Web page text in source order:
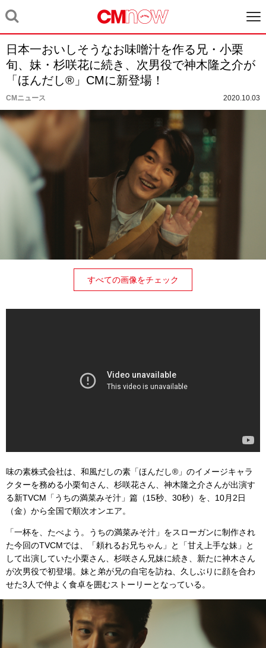
日本一おいしそうなお味噌汁を作る兄・小栗
旬、妹・杉咲花に続き、次男役で神木隆之介が
「ほんだし®︎」CMに新登場！
CMニュース 2020.10.03
すべての画像をチェック
味の素株式会社は、和風だしの素「ほんだし®」のイメージキャラ
クターを務める小栗旬さん、杉咲花さん、神木隆之介さんが出演す
る新TVCM「うちの満菜みそ汁」篇（15秒、30秒）を、10月2日
（金）から全国で順次オンエア。
「一杯を、たべよう。うちの満菜みそ汁」をスローガンに制作され
た今回のTVCMでは、「頼れるお兄ちゃん」と「甘え上手な妹」と
して出演していた小栗さん、杉咲さん兄妹に続き、新たに神木さん
が次男役で初登場。妹と弟が兄の自宅を訪ね、久しぶりに顔を合わ
せた3人で仲よく食卓を囲むストーリーとなっている。